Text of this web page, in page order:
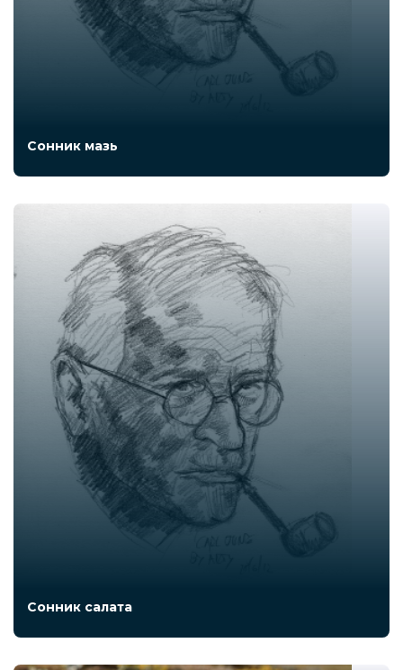
Сонник мазь
Сонник салата